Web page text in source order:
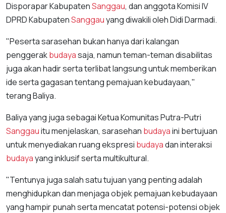
Disporapar KabupatenSanggau, dan anggota Komisi IV
DPRD KabupatenSanggauyang diwakili oleh Didi Darmadi.
"Peserta sarasehan bukan hanya dari kalangan
penggerakbudayasaja, namun teman-teman disabilitas
juga akan hadir serta terlibat langsung untuk memberikan
ide serta gagasan tentang pemajuan kebudayaan,"
terang Baliya.
Baliya yang juga sebagai Ketua Komunitas Putra-Putri
Sanggauitu menjelaskan, sarasehan budayaini bertujuan
untuk menyediakan ruang ekspresi budayadan interaksi
budayayang inklusif serta multikultural.
"Tentunya juga salah satu tujuan yang penting adalah
menghidupkan dan menjaga objek pemajuan kebudayaan
yang hampir punah serta mencatat potensi-potensi objek